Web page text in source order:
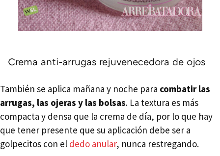
Crema anti-arrugas rejuvenecedora de ojos
También se aplica mañana y noche para combatir las
arrugas, las ojeras y las bolsas. La textura es más
compacta y densa que la crema de día, por lo que hay
que tener presente que su aplicación debe ser a
golpecitos con el dedo anular, nunca restregando.